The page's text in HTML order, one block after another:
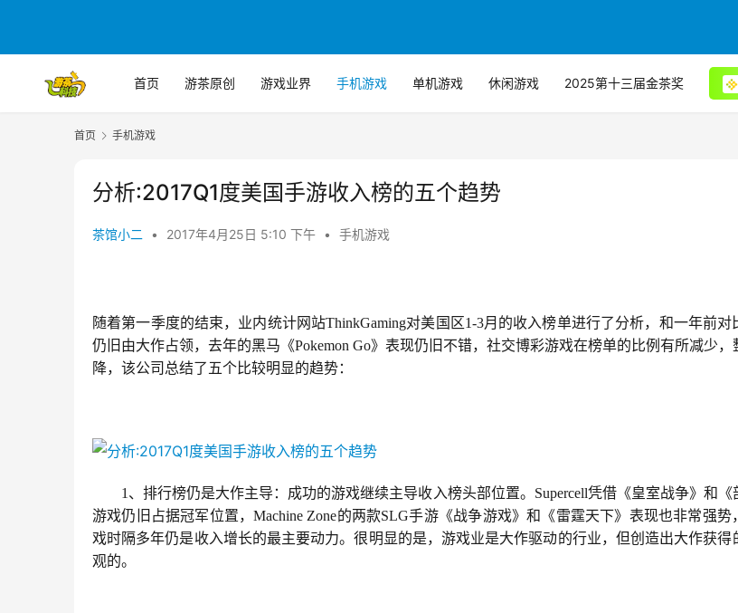
首页 游茶原创 游戏业界 手机游戏 单机游戏 休闲游戏 2025第十三届金茶奖
首页 手机游戏
分析:2017Q1度美国手游收入榜的五个趋势
茶馆小二 • 2017年4月25日 5:10 下午 • 手机游戏
随着第一季度的结束，业内统计网站ThinkGaming对美国区1-3月的收入榜单进行了分析，和一年前对
仍旧由大作占领，去年的黑马《Pokemon Go》表现仍旧不错，社交博彩游戏在榜单的比例有所减少
降，该公司总结了五个比较明显的趋势：
1、排行榜仍是大作主导：成功的游戏继续主导收入榜头部位置。Supercell凭借《皇室战争》和《
游戏仍旧占据冠军位置，Machine Zone的两款SLG手游《战争游戏》和《雷霆天下》表现也非常强势
戏时隔多年仍是收入增长的最主要动力。很明显的是，游戏业是大作驱动的行业，但创造出大作获得
观的。